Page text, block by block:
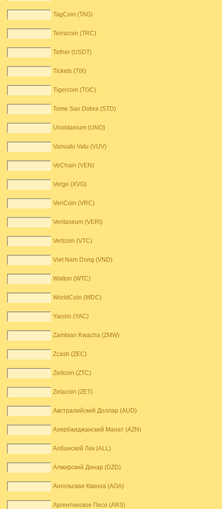
TagCoin (TAG)
Terracoin (TRC)
Tether (USDT)
Tickets (TIX)
Tigercoin (TGC)
Tome Sao Dobra (STD)
Unobtanium (UNO)
Vanuatu Vatu (VUV)
VeChain (VEN)
Verge (XVG)
VeriCoin (VRC)
Veritaseum (VERI)
Vertcoin (VTC)
Viet Nam Dong (VND)
Walton (WTC)
WorldCoin (WDC)
Yacoin (YAC)
Zambian Kwacha (ZMW)
Zcash (ZEC)
Zeitcoin (ZTC)
Zetacoin (ZET)
Австралийский Доллар (AUD)
Азербаиджанский Манат (AZN)
Албанский Лек (ALL)
Алжирский Динар (DZD)
Ангольская Кванза (AOA)
Аргентинское Песо (ARS)